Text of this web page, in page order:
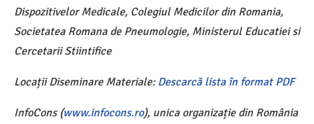
Dispozitivelor Medicale, Colegiul Medicilor din Romania,
Societatea Romana de Pneumologie, Ministerul Educatiei si
Cercetarii Stiintifice
Locații Diseminare Materiale: Descarcă lista în format PDF
InfoCons (www.infocons.ro), unica organizație din România